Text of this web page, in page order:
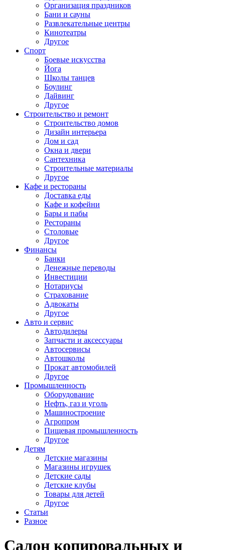
Организация праздников
Бани и сауны
Развлекательные центры
Кинотеатры
Другое
Спорт
Боевые искусства
Йога
Школы танцев
Боулинг
Дайвинг
Другое
Строительство и ремонт
Строительство домов
Дизайн интерьера
Дом и сад
Окна и двери
Сантехника
Строительные материалы
Другое
Кафе и рестораны
Доставка еды
Кафе и кофейни
Бары и пабы
Рестораны
Столовые
Другое
Финансы
Банки
Денежные переводы
Инвестиции
Нотариусы
Страхование
Адвокаты
Другое
Авто и сервис
Автодилеры
Запчасти и аксессуары
Автосервисы
Автошколы
Прокат автомобилей
Другое
Промышленность
Оборудование
Нефть, газ и уголь
Машиностроение
Агропром
Пищевая промышленность
Другое
Детям
Детские магазины
Магазины игрушек
Детские сады
Детские клубы
Товары для детей
Другое
Статьи
Разное
Салон копировальных и